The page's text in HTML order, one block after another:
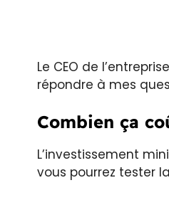
Le CEO de
répondre à mes
Combien ça
L’investissement
vous pourrez tester